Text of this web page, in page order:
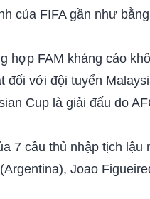
của FIFA gần như
FAM kháng cáo
với đội tuyển
Cup là giải đấu do
7 cầu thủ nhập tịch
Joao